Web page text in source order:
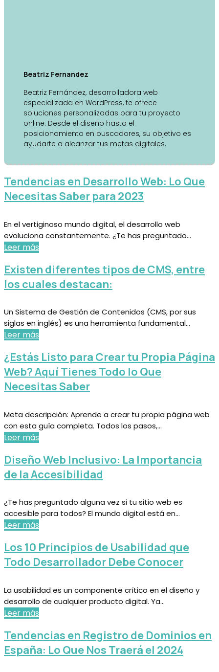
Beatriz Fernandez
Beatriz Fernández, desarrolladora web
especializada en WordPress, te ofrece
soluciones personalizadas para tu proyecto
online. Desde el diseño hasta el
posicionamiento en buscadores, su objetivo es
ayudarte a alcanzar tus metas digitales.
Tendencias en Desarrollo Web: Lo Que
Necesitas Saber para 2023
En el vertiginoso mundo digital, el desarrollo web
evoluciona constantemente. ¿Te has preguntado...
Leer más
Existen diferentes tipos de CMS, entre
los cuales destacan:
Un Sistema de Gestión de Contenidos (CMS, por sus
siglas en inglés) es una herramienta fundamental...
Leer más
¿Estás Listo para Crear tu Propia Página
Web? Aquí Tienes Todo lo Que
Necesitas Saber
Meta descripción: Aprende a crear tu propia página web
con esta guía completa. Todos los pasos,...
Leer más
Diseño Web Inclusivo: La Importancia
de la Accesibilidad
¿Te has preguntado alguna vez si tu sitio web es
accesible para todos? El mundo digital está en...
Leer más
Los 10 Principios de Usabilidad que
Todo Desarrollador Debe Conocer
La usabilidad es un componente crítico en el diseño y
desarrollo de cualquier producto digital. Ya...
Leer más
Tendencias en Registro de Dominios en
España: Lo Que Nos Traerá el 2024